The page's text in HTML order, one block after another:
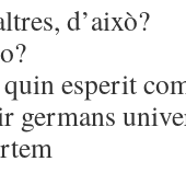
d’això?
esperit
germans